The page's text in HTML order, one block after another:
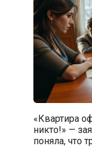
«Квартира
никто!» —
поняла, что